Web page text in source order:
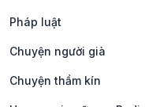
Pháp luật
Chuyện người già
Chuyện thầm kín